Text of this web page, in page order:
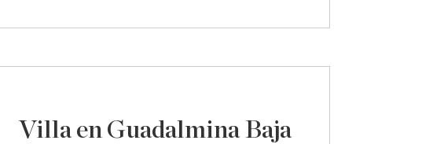
Villa en Guadalmina Baja